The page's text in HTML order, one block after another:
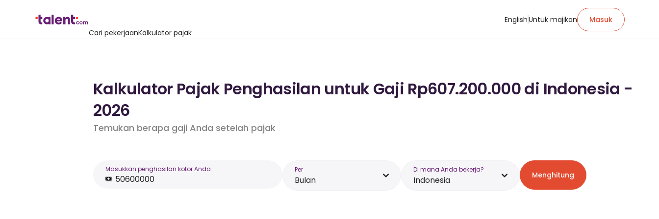
Cari pekerjaanKalkulator pajak
EnglishUntuk majikan Masuk
Kalkulator Pajak Penghasilan untuk Gaji Rp607.200.000 di Indonesia -
2026
Temukan berapa gaji Anda setelah pajak
Masukkan penghasilan kotor Anda Per
Bulan
Di mana Anda bekerja?
Indonesia Menghitung